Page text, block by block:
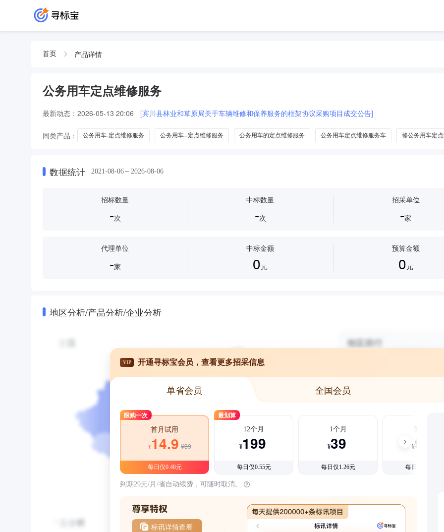
首页 产品详情
公务用车定点维修服务
最新动态： 2026-05-13 20:06 [宾川县林业和草原局关于车辆维修和保养服务的框架协议采购项目成交公告]
同类产品： 公务用车-定点维修服务 公务用车--定点维修服务 公务用车的定点维修服务 公务用车定点维修服务车 修公务用车定
数据统计 2021-08-06～2026-08-06
招标数量
-次
中标数量
-次
招采单位
-家
代理单位
-家
中标金额
0元
预算金额
0元
地区分析/产品分析/企业分析
VIP 开通寻标宝会员，查看更多招采信息
单省会员 全国会员
限购一次
首月试用
¥14.9 ¥39
每日仅0.48元
最划算
12个月
¥199
每日仅0.55元
1个月
¥39
每日仅1.26元
3个月
¥99
每日仅1.08元
到期29元/月/省自动续费，可随时取消。
标讯详情查看